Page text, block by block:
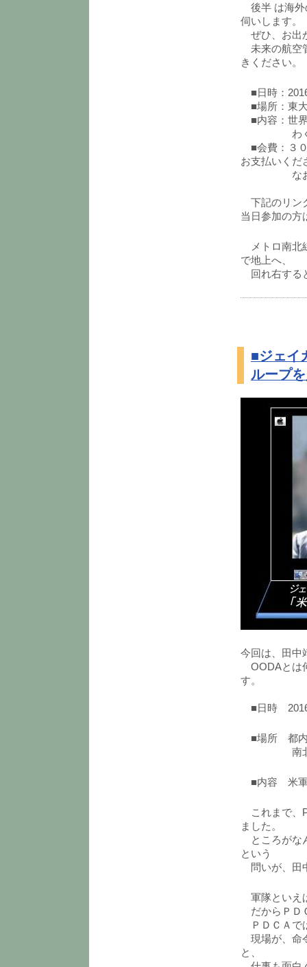
後半 は海外
伺いします。
ぜひ、お出
未来の航空
きください。
■日時：
■場所：東
■内容：世
わくわく
■会費：３
お支払いくだ
なお、当
下記のリン
当日参加の方
メトロ南北
で地上へ、
回れ右する
■ジェイ
ループ
今回は、田中
OODAとは
す。
■日時 2016/
■場所 都内
南北線・
■内容 米軍
これまで、
ました。
ところがな
という
問いが、田
軍隊といえ
だからＰＤ
ＰＤＣＡで
現場が、命
と、